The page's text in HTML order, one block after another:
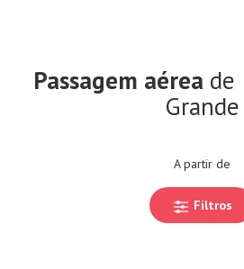
Passagem aérea de
Grande
A partir de
Filtros